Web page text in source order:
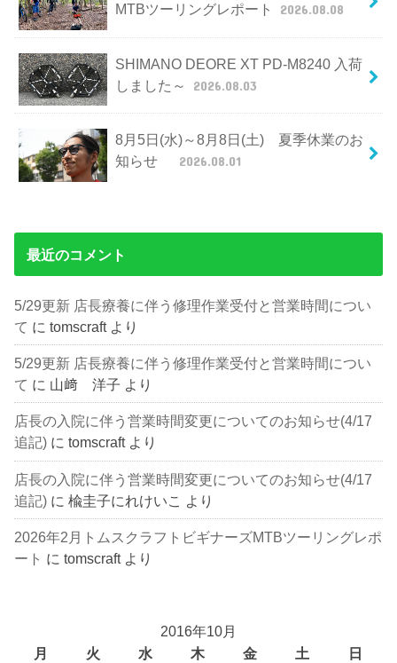
MTBツーリングレポート
2026.08.08
SHIMANO DEORE XT PD-M8240 入荷
しました～
2026.08.03
8月5日(水)～8月8日(土) 夏季休業のお
知らせ
2026.08.01
最近のコメント
5/29更新 店長療養に伴う修理作業受付と営業時間につい
て にtomscraftより
5/29更新 店長療養に伴う修理作業受付と営業時間につい
て に 山﨑 洋子 より
店長の入院に伴う営業時間変更についてのお知らせ(4/17
追記) にtomscraftより
店長の入院に伴う営業時間変更についてのお知らせ(4/17
追記) に楡圭子にれけいこ より
2026年2月トムスクラフトビギナーズMTBツーリングレポ
ート にtomscraftより
2016年10月
月
火 水 木 金 土
日